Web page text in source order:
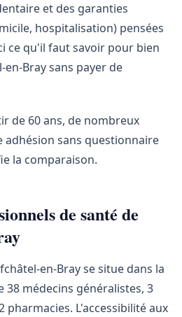
et des garanties
hospitalisation) pensées
ce qu'il faut savoir pour bien
Bray sans payer de
de 60 ans, de nombreux
adhésion sans questionnaire
la comparaison.
de santé de
en-Bray se situe dans la
38 médecins généralistes, 3
pharmacies. L'accessibilité aux